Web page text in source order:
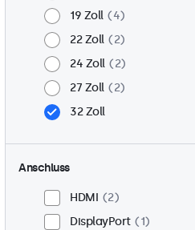
19 Zoll
4
22 Zoll
2
24 Zoll
2
27 Zoll
2
32 Zoll
Anschluss
HDMI
2
DisplayPort
1